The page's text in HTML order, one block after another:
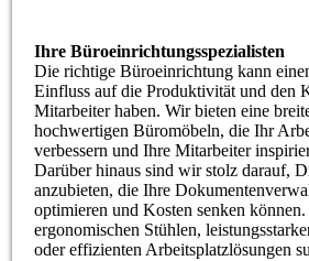
Ihre Büroeinrichtungsspezialisten
Die richtige Büroeinrichtung kann
Einfluss auf die Produktivität und den
Mitarbeiter haben. Wir bieten eine
hochwertigen Büromöbeln, die Ihr
verbessern und Ihre Mitarbeiter
Darüber hinaus sind wir stolz darauf,
anzubieten, die Ihre
optimieren und Kosten senken
ergonomischen Stühlen,
oder effizienten Arbeitsplatzlösungen